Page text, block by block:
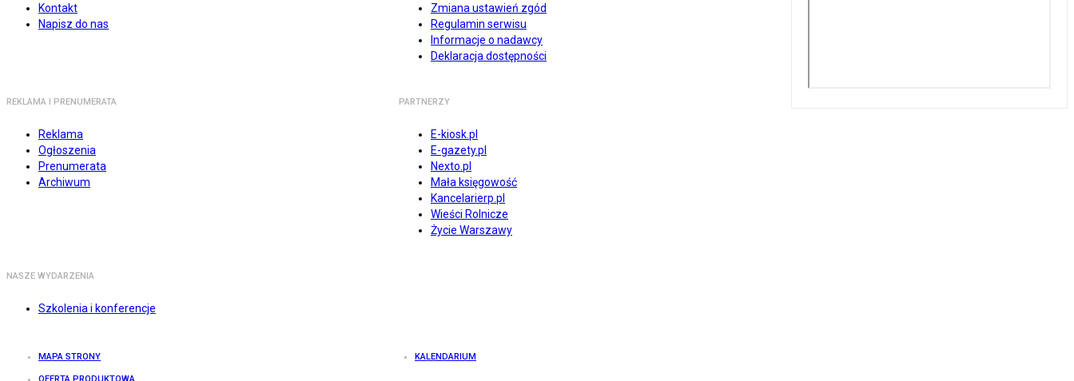
Kontakt
Napisz do nas
Zmiana ustawień zgód
Regulamin serwisu
Informacje o nadawcy
Deklaracja dostępności
REKLAMA I PRENUMERATA
Reklama
Ogłoszenia
Prenumerata
Archiwum
PARTNERZY
E-kiosk.pl
E-gazety.pl
Nexto.pl
Mała księgowość
Kancelarierp.pl
Wieści Rolnicze
Życie Warszawy
NASZE WYDARZENIA
Szkolenia i konferencje
MAPA STRONY KALENDARIUM